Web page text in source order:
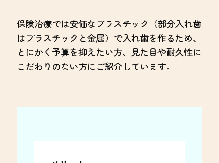
保険治療では安価なプラスチック（部分入れ歯
はプラスチックと金属）で入れ歯を作るため、
とにかく予算を抑えたい方、見た目や耐久性に
こだわりのない方にご紹介しています。